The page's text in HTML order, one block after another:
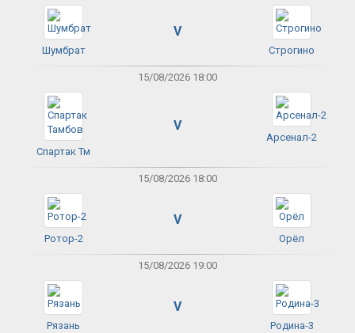
Шумбрат
V
Строгино
15/08/2026 18:00
Спартак Тм
V
Арсенал-2
15/08/2026 18:00
Ротор-2
V
Орёл
15/08/2026 19:00
Рязань
V
Родина-3